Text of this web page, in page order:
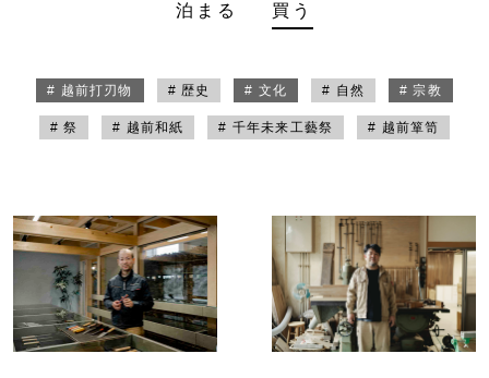
泊まる 買う
# 越前打刃物 # 歴史 # 文化 # 自然 # 宗教
# 祭 # 越前和紙 # 千年未来工藝祭 # 越前箪笥